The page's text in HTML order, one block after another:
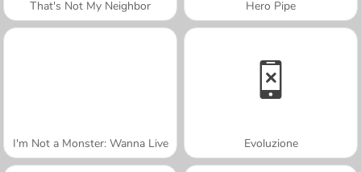
That's Not My Neighbor Hero Pipe
I'm Not a Monster: Wanna Live Evoluzione